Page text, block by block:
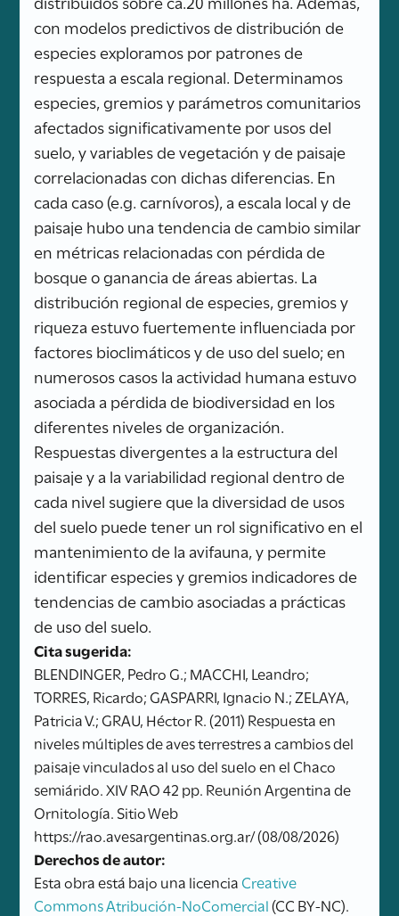
con modelos predictivos de distribución de
especies exploramos por patrones de
respuesta a escala regional. Determinamos
especies, gremios y parámetros comunitarios
afectados significativamente por usos del
suelo, y variables de vegetación y de paisaje
correlacionadas con dichas diferencias. En
cada caso (e.g. carnívoros), a escala local y de
paisaje hubo una tendencia de cambio similar
en métricas relacionadas con pérdida de
bosque o ganancia de áreas abiertas. La
distribución regional de especies, gremios y
riqueza estuvo fuertemente influenciada por
factores bioclimáticos y de uso del suelo; en
numerosos casos la actividad humana estuvo
asociada a pérdida de biodiversidad en los
diferentes niveles de organización.
Respuestas divergentes a la estructura del
paisaje y a la variabilidad regional dentro de
cada nivel sugiere que la diversidad de usos
del suelo puede tener un rol significativo en el
mantenimiento de la avifauna, y permite
identificar especies y gremios indicadores de
tendencias de cambio asociadas a prácticas
de uso del suelo.
Cita sugerida:
BLENDINGER, Pedro G.; MACCHI, Leandro;
TORRES, Ricardo; GASPARRI, Ignacio N.; ZELAYA,
Patricia V.; GRAU, Héctor R. (2011) Respuesta en
niveles múltiples de aves terrestres a cambios del
paisaje vinculados al uso del suelo en el Chaco
semiárido. XIV RAO 42 pp. Reunión Argentina de
Ornitología. Sitio Web
https://rao.avesargentinas.org.ar/ (08/08/2026)
Derechos de autor:
Esta obra está bajo una licencia Creative
Commons Atribución-NoComercial(CC BY-NC).